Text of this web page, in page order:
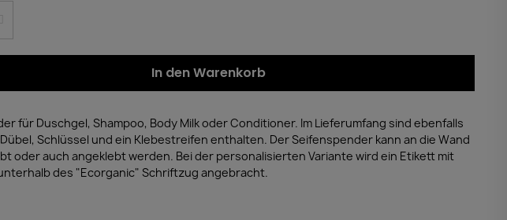
In den Warenkorb
für Duschgel, Shampoo, Body Milk oder Conditioner. Im Lieferumfang sind ebenfalls
Schlüssel und ein Klebestreifen enthalten. Der Seifenspender kann an die Wand
oder auch angeklebt werden. Bei der personalisierten Variante wird ein Etikett mit
des "Ecorganic" Schriftzug angebracht.